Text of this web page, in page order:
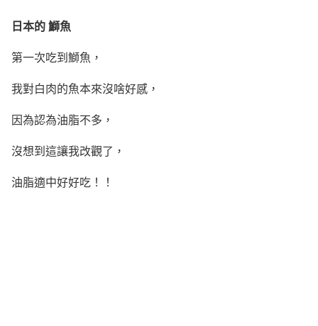
日本的 鰤魚
第一次吃到鰤魚，
我對白肉的魚本來沒啥好感，
因為認為油脂不多，
沒想到這讓我改觀了，
油脂適中好好吃！！